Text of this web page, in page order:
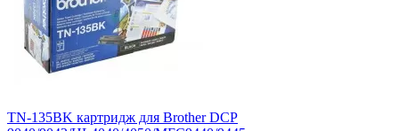
TN-135BK картридж для Brother DCP